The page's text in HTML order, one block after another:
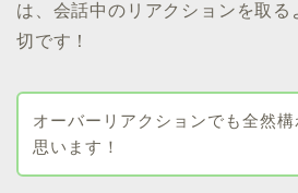
は、会話中のリアクションを取る
切です！
オーバーリアクションでも全然構
思います！